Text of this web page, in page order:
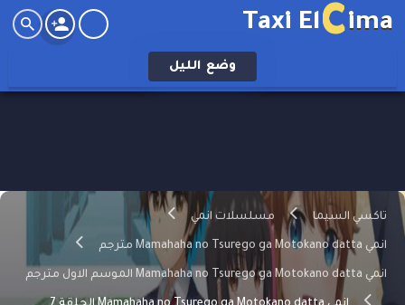
Taxi ElCima
وضع الليل
تاكسي السيما مسلسلات انمي
انمي Mamahaha no Tsurego ga Motokano datta مترجم
انمي Mamahaha no Tsurego ga Motokano datta الموسم الاول مترجم